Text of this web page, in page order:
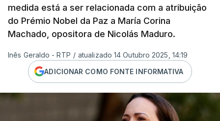
medida está a ser relacionada com a atribuição
do Prémio Nobel da Paz a María Corina
Machado, opositora de Nicolás Maduro.
Inês Geraldo - RTP / atualizado 14 Outubro 2025, 14:19
ADICIONAR COMO FONTE INFORMATIVA